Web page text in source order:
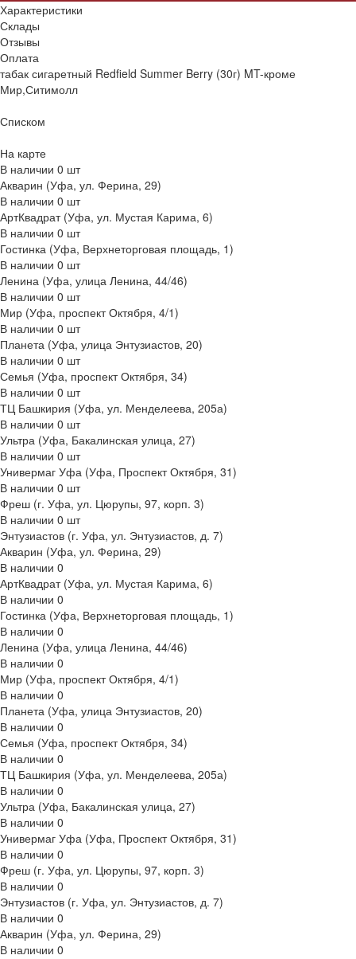
Характеристики
Склады
Отзывы
Оплата
табак сигаретный Redfield Summer Berry (30г) MT-кроме
Мир,Ситимолл
Списком
На карте
В наличии 0 шт
Акварин (Уфа, ул. Ферина, 29)
В наличии 0 шт
АртКвадрат (Уфа, ул. Мустая Карима, 6)
В наличии 0 шт
Гостинка (Уфа, Верхнеторговая площадь, 1)
В наличии 0 шт
Ленина (Уфа, улица Ленина, 44/46)
В наличии 0 шт
Мир (Уфа, проспект Октября, 4/1)
В наличии 0 шт
Планета (Уфа, улица Энтузиастов, 20)
В наличии 0 шт
Семья (Уфа, проспект Октября, 34)
В наличии 0 шт
ТЦ Башкирия (Уфа, ул. Менделеева, 205а)
В наличии 0 шт
Ультра (Уфа, Бакалинская улица, 27)
В наличии 0 шт
Универмаг Уфа (Уфа, Проспект Октября, 31)
В наличии 0 шт
Фреш (г‌. Уфа, ул. Цюрупы, 97, корп. 3)
В наличии 0 шт
Энтузиастов (г. Уфа, ул. Энтузиастов, д. 7)
Акварин (Уфа, ул. Ферина, 29)
В наличии 0
АртКвадрат (Уфа, ул. Мустая Карима, 6)
В наличии 0
Гостинка (Уфа, Верхнеторговая площадь, 1)
В наличии 0
Ленина (Уфа, улица Ленина, 44/46)
В наличии 0
Мир (Уфа, проспект Октября, 4/1)
В наличии 0
Планета (Уфа, улица Энтузиастов, 20)
В наличии 0
Семья (Уфа, проспект Октября, 34)
В наличии 0
ТЦ Башкирия (Уфа, ул. Менделеева, 205а)
В наличии 0
Ультра (Уфа, Бакалинская улица, 27)
В наличии 0
Универмаг Уфа (Уфа, Проспект Октября, 31)
В наличии 0
Фреш (г‌. Уфа, ул. Цюрупы, 97, корп. 3)
В наличии 0
Энтузиастов (г. Уфа, ул. Энтузиастов, д. 7)
В наличии 0
Акварин (Уфа, ул. Ферина, 29)
В наличии 0